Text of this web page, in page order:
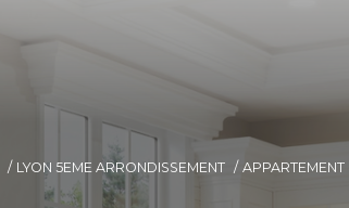
LYON 5EME ARRONDISSEMENT APPARTEMENT